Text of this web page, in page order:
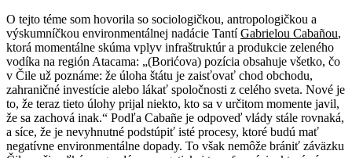
O tejto téme som hovorila so sociologičkou, antropologičkou a
výskumníčkou environmentálnej nadácie TantíGabrielou Cabañou,
ktorá momentálne skúma vplyv infraštruktúr a produkcie zeleného
vodíka na región Atacama: „(Borićova) pozícia obsahuje všetko, čo
v Čile už poznáme: že úloha štátu je zaisťovať chod obchodu,
zahraničné investície alebo lákať spoločnosti z celého sveta. Nové je
to, že teraz tieto úlohy prijal niekto, kto sa v určitom momente javil,
že sa zachová inak.“ Podľa Cabañe je odpoveď vlády stále rovnaká,
a síce, že je nevyhnutné podstúpiť isté procesy, ktoré budú mať
negatívne environmentálne dopady. To však nemôže brániť záväzku